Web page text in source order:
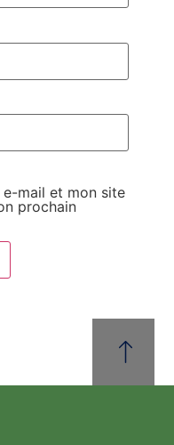
mail et mon site
prochain